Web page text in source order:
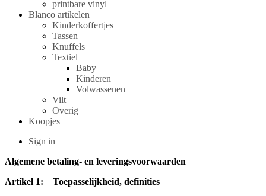
printbare vinyl
Blanco artikelen
Kinderkoffertjes
Tassen
Knuffels
Textiel
Baby
Kinderen
Volwassenen
Vilt
Overig
Koopjes
Sign in
Algemene betaling- en leveringsvoorwaarden
Artikel 1: Toepasselijkheid, definities